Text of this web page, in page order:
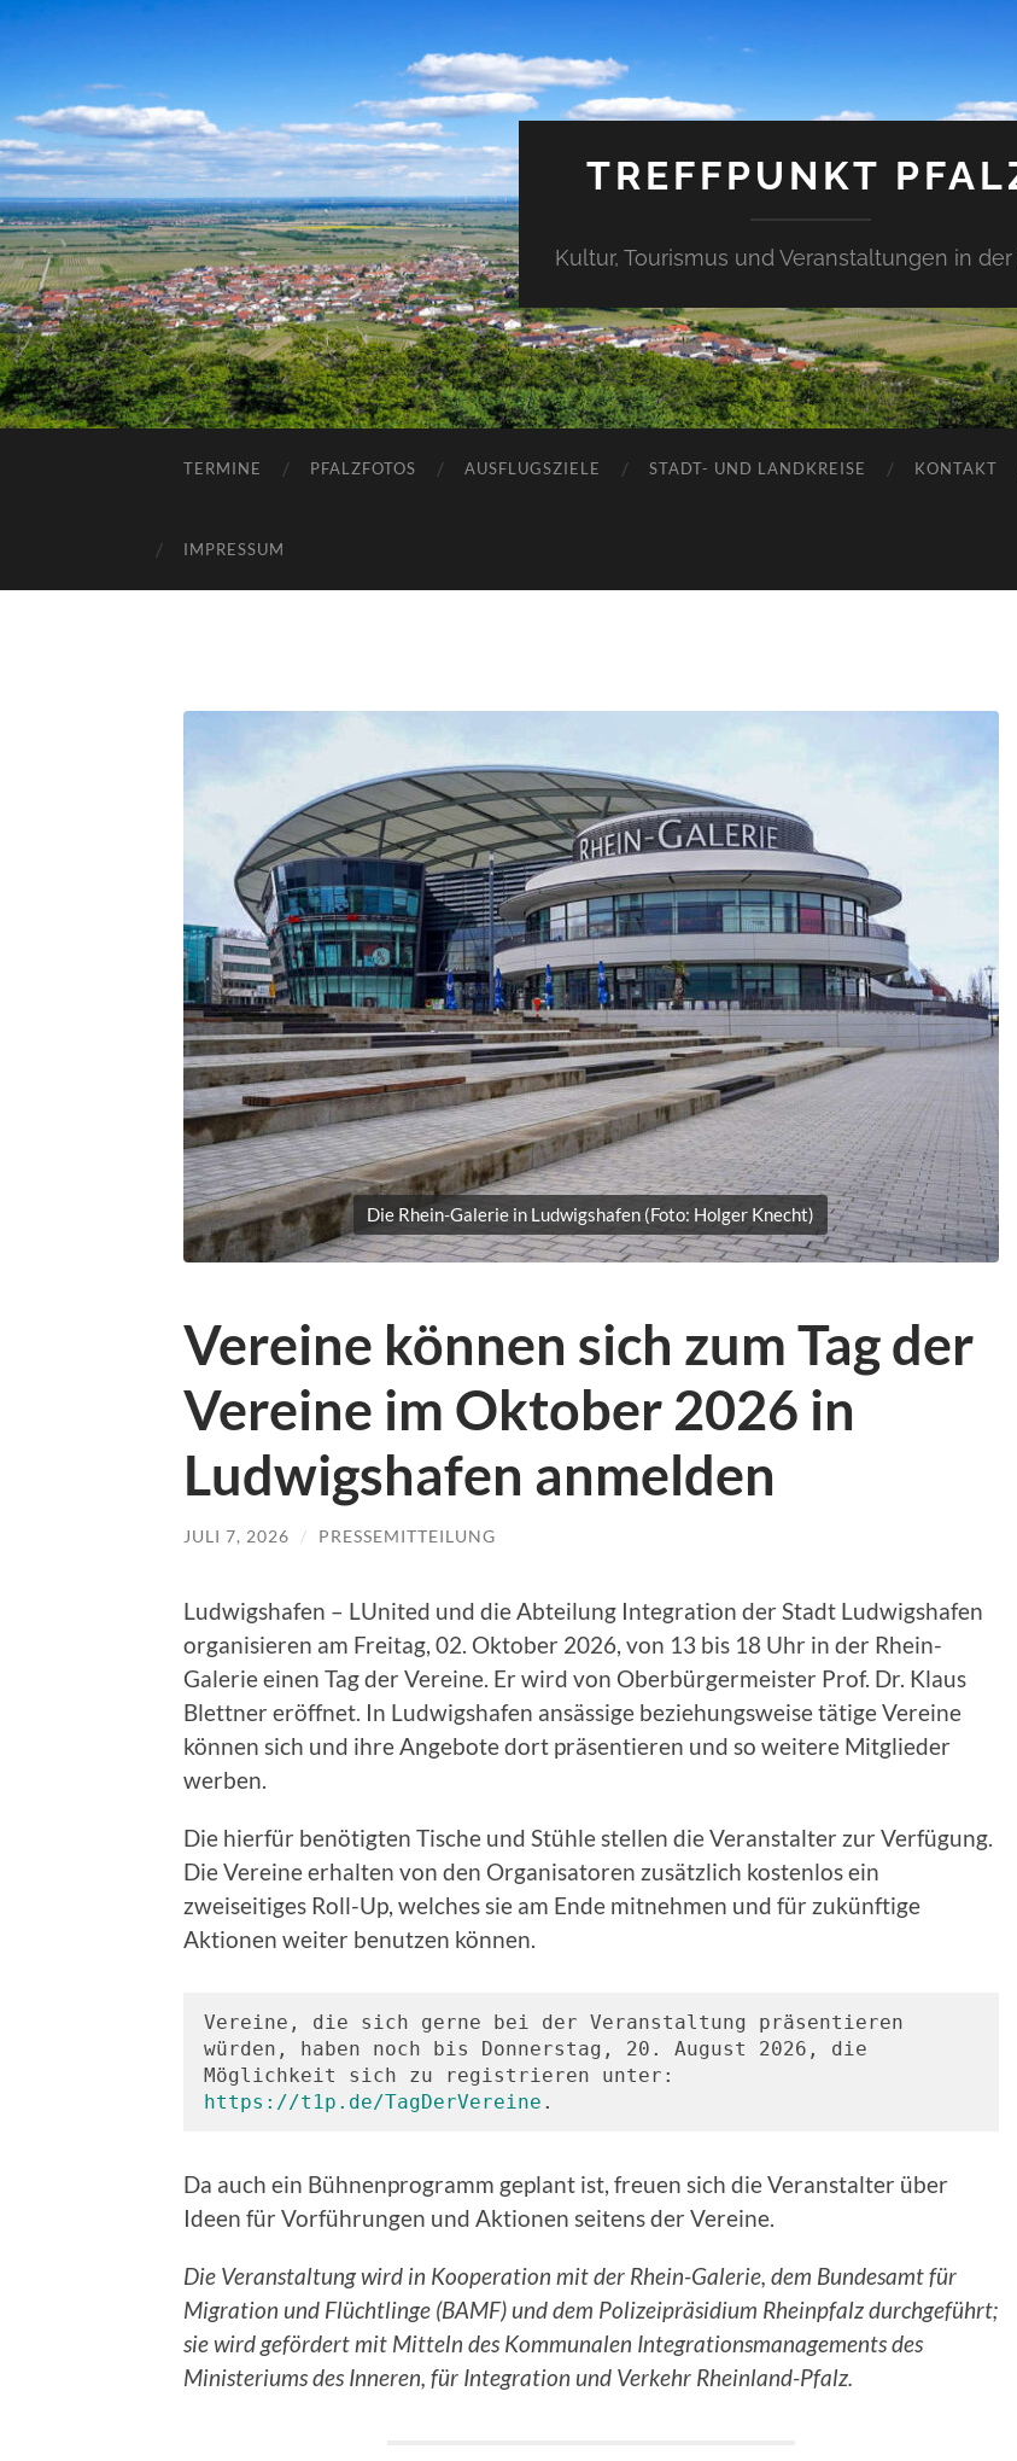
TREFFPUNKT
Kultur, Tourismus und Veranstaltungen in der
TERMINE PFALZFOTOS AUSFLUGSZIELE STADT- UND LANDKREISE KONTAKT
IMPRESSUM
Die Rhein-Galerie in Ludwigshafen (Foto: Holger Knecht)
Vereine können sich zum Tag der
Vereine im Oktober 2026 in
Ludwigshafen anmelden
JULI 7, 2026 / PRESSEMITTEILUNG
Ludwigshafen – LUnited und die Abteilung Integration der Stadt Ludwigshafen
organisieren am Freitag, 02. Oktober 2026, von 13 bis 18 Uhr in der Rhein-
Galerie einen Tag der Vereine. Er wird von Oberbürgermeister Prof. Dr. Klaus
Blettner eröffnet. In Ludwigshafen ansässige beziehungsweise tätige Vereine
können sich und ihre Angebote dort präsentieren und so weitere Mitglieder
werben.
Die hierfür benötigten Tische und Stühle stellen die Veranstalter zur Verfügung.
Die Vereine erhalten von den Organisatoren zusätzlich kostenlos ein
zweiseitiges Roll-Up, welches sie am Ende mitnehmen und für zukünftige
Aktionen weiter benutzen können.
Vereine, die sich gerne bei der Veranstaltung präsentieren
würden, haben noch bis Donnerstag, 20. August 2026, die
https://t1p.de/TagDerVereine .
Da auch ein Bühnenprogramm geplant ist, freuen sich die Veranstalter über
Ideen für Vorführungen und Aktionen seitens der Vereine.
Die Veranstaltung wird in Kooperation mit der Rhein-Galerie, dem Bundesamt für
Migration und Flüchtlinge (BAMF) und dem Polizeipräsidium Rheinpfalz durchgeführt;
sie wird gefördert mit Mitteln des Kommunalen Integrationsmanagements des
Ministeriums des Inneren, für Integration und Verkehr Rheinland-Pfalz.